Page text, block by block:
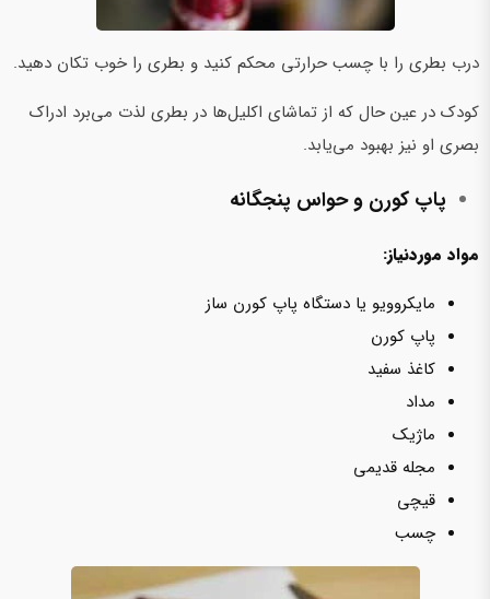
درب بطری را با چسب حرارتی محکم کنید و بطری را خوب تکان دهید.
کودک در عین حال که‌ از تماشای اکلیل‌ها در بطری لذت می‌برد ادراک
بصری او نیز بهبود می‌یابد.
پاپ کورن و حواس پنجگانه
مواد موردنیاز:
مایکروویو یا دستگاه پاپ کورن ساز
پاپ کورن
کاغذ سفید
مداد
ماژیک
مجله قدیمی
قیچی
چسب